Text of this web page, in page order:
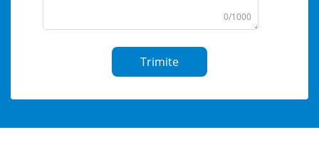
0/1000
Trimite